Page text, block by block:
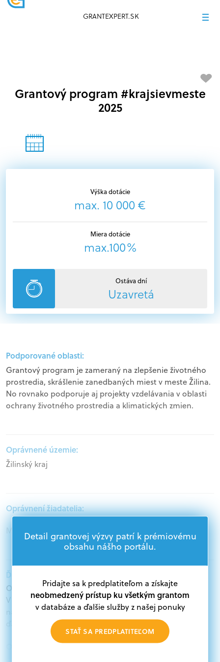
GRANTEXPERT.SK
Výška dotácie
max. 10 000 €
Miera dotácie
max.100%
Ostáva dní
Uzavretá
Grantový program #krajsievmeste
2025
Podporované oblasti:
Grantový program je zameraný na zlepšenie životného
prostredia, skrášlenie zanedbaných miest v meste Žilina.
No rovnako podporuje aj projekty vzdelávania v oblasti
ochrany životného prostredia a klimatických zmien.
Oprávnené územie:
Žilinský kraj
Oprávnení žiadatelia:
Mimovládne organizácie
Ďalšie informácie:
Oprávnení žiadatelia:
V databáze grantov a dotácií na portáli Grantexpert.sk
nájdete aktuálne výzvy z eurofondov, plánu obnovy a
ďalších zdrojov.
Oprávnení partneri:
Detail grantovej výzvy patrí k prémiovému
obsahu nášho portálu.
Pridajte sa k predplatiteľom a získajte
neobmedzený prístup ku všetkým grantom
v databáze a ďalšie služby z našej ponuky
STAŤ SA PREDPLATITEĽOM